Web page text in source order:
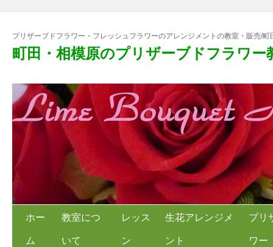
プリザーブドフラワー・フレッシュフラワーのアレンジメントの教室・販売/町
町田・相模原のプリザーブドフラワ
ホー
ム
教室につ
いて
レッス
ン
生花アレンジメ
ント
プリ
ワー